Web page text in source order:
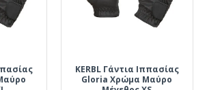
KERBL Γάντια Ιππασίας
Gloria Χρώμα Μαύρο